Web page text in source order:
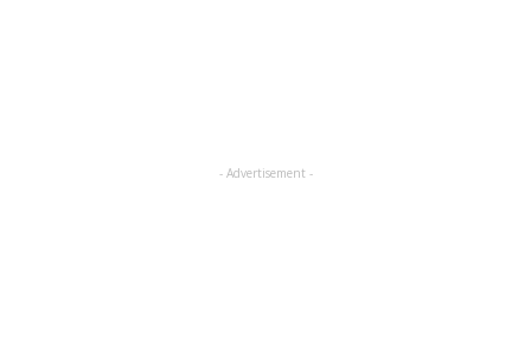
- Advertisement -